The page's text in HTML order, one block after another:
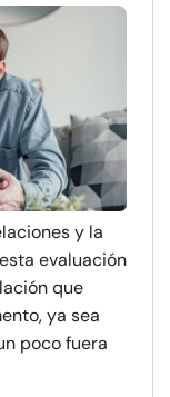
y la
evaluación
que
ya sea
poco fuera